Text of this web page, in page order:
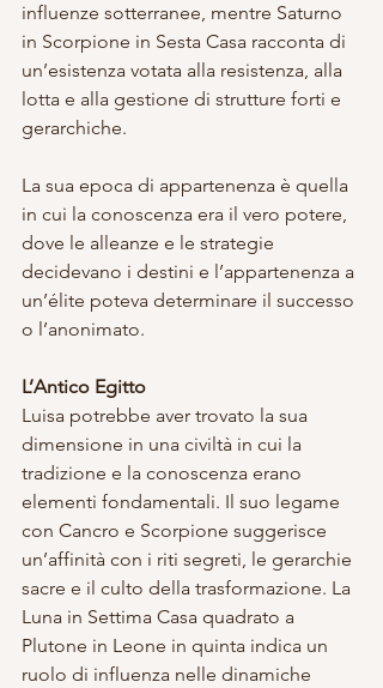
influenze sotterranee, mentre Saturno
in Scorpione in Sesta Casa racconta di
un’esistenza votata alla resistenza, alla
lotta e alla gestione di strutture forti e
gerarchiche.
La sua epoca di appartenenza è quella
in cui la conoscenza era il vero potere,
dove le alleanze e le strategie
decidevano i destini e l’appartenenza a
un’élite poteva determinare il successo
o l’anonimato.
L’Antico Egitto
Luisa potrebbe aver trovato la sua
dimensione in una civiltà in cui la
tradizione e la conoscenza erano
elementi fondamentali. Il suo legame
con Cancro e Scorpione suggerisce
un’affinità con i riti segreti, le gerarchie
sacre e il culto della trasformazione. La
Luna in Settima Casa quadrato a
Plutone in Leone in quinta indica un
ruolo di influenza nelle dinamiche